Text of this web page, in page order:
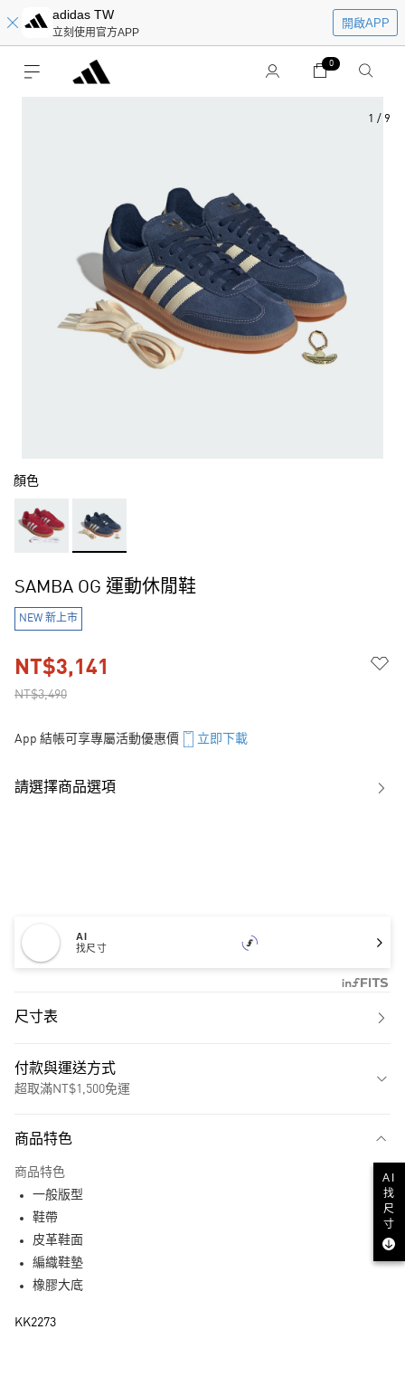
adidas TW
立刻使用官方APP
開啟APP
0
1 / 9
顏色
SAMBA OG 運動休閒鞋
NEW 新上市
NT$3,490
NT$3,141
App 結帳可享專屬活動優惠價 立即下載
請選擇商品選項
AI
找尺寸
尺寸表
付款與運送方式
超取滿NT$1,500免運
LINE Pay
全家取貨付款
商品特色
商品特色
一般版型
鞋帶
皮革鞋面
編織鞋墊
橡膠大底
KK2273
AI
找
尺
寸